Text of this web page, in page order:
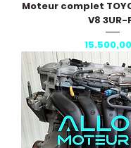
Moteur complet
V8 3UR-
Pris